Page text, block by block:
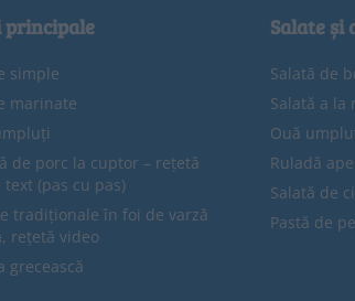
principale
simple
marinate
de porc la cuptor – rețetă
text (pas cu pas)
tradiționale în foi de varză
rețetă video
grecească
Salate și
Salată de
Salată a la
Ouă
Ruladă
Salată de
Pastă de